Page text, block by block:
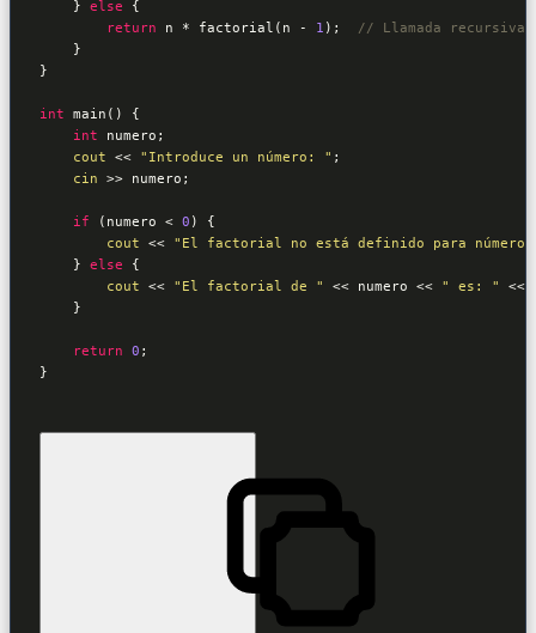
} else {
return n * factorial(n - 1 ); // Llamada recursiva
}
}
int main() {
int numero;
cout << "Introduce un número: " ;
cin >> numero;
if (numero < 0 ) {
cout << "El factorial no está definido para
} else {
cout << "El factorial de " << numero << " es: "
<<
}
return 0 ;
}